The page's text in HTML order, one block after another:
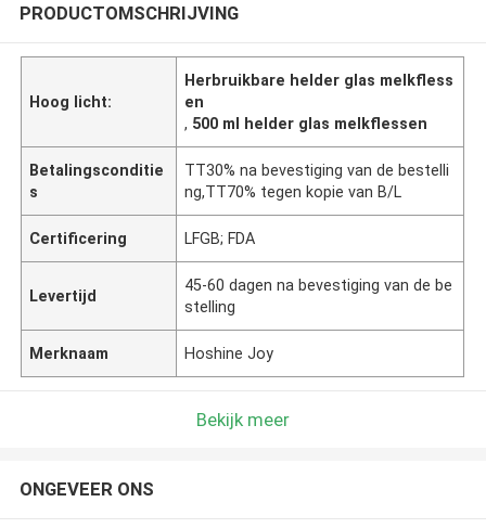
PRODUCTOMSCHRIJVING
Hoog licht:
Herbruikbare helder glas melkfless
en
, 500 ml helder glas melkflessen
Betalingsconditie
s
TT30% na bevestiging van de bestelli
ng,TT70% tegen kopie van B/L
Certificering LFGB; FDA
Levertijd
45-60 dagen na bevestiging van de be
stelling
Merknaam Hoshine Joy
Bekijk meer
ONGEVEER ONS